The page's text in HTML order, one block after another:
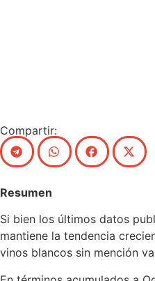
Compartir:
Resumen
Si bien los últimos datos
mantiene la tendencia
vinos blancos sin mención